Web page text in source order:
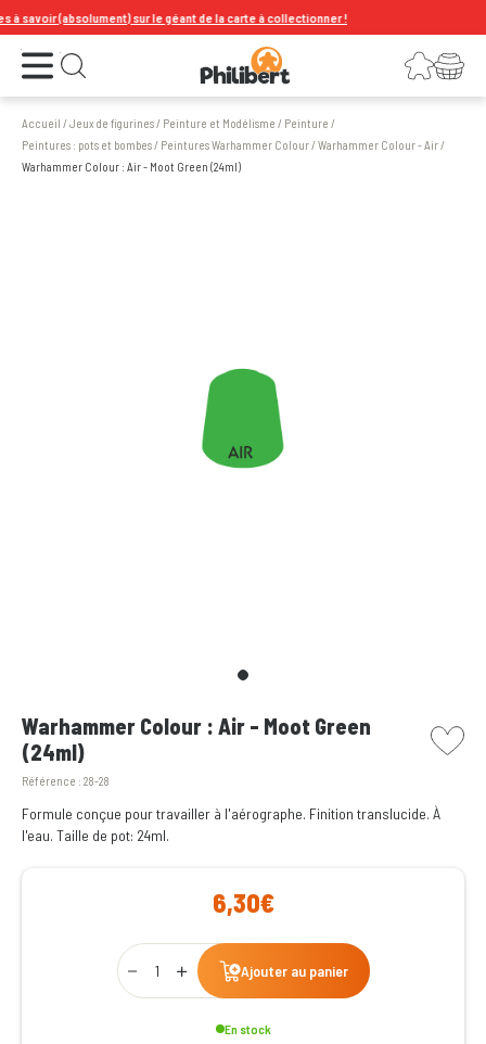
(absolument) sur le géant de la carte à collectionner !
Ouvrir le menu Ouvrir la recherche Connexion
Votre panier
Accueil /Jeux de figurines/ Peinture et Modélisme / Peinture /
Peintures : pots et bombes/ Peintures Warhammer Colour/Warhammer Colour - Air/
Warhammer Colour : Air - Moot Green (24ml)
Warhammer Colour : Air - Moot Green
(24ml)
Référence : 28-28
picto
Formule conçue pour travailler à l'aérographe. Finition translucide. À
l'eau. Taille de pot: 24ml.
6,30€
Qty
Ajouter au panier
En stock